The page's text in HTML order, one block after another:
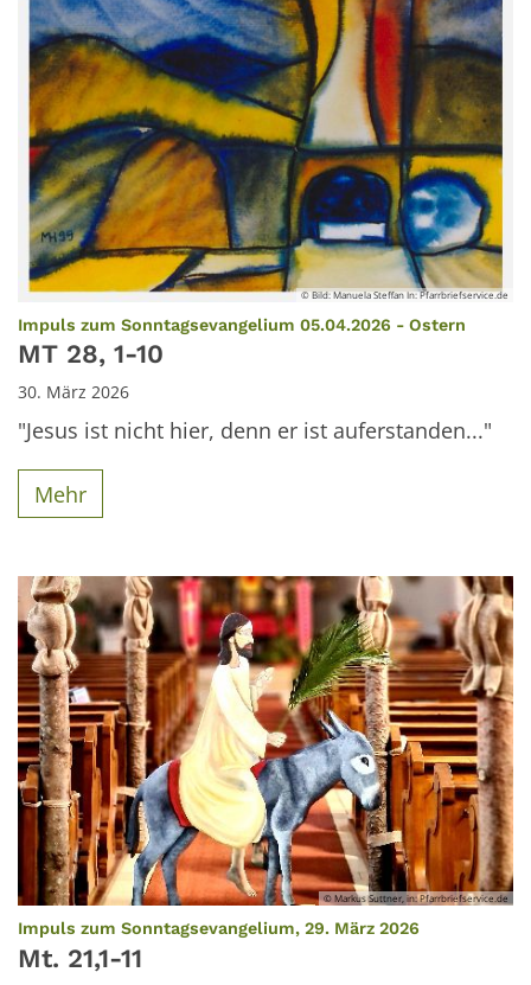
© Bild: Manuela Steffan In: Pfarrbriefservice.de
Impuls zum Sonntagsevangelium 05.04.2026 - Ostern
MT 28, 1-10
30. März 2026
"Jesus ist nicht hier, denn er ist auferstanden..."
Mehr
© Markus Suttner, in: Pfarrbriefservice.de
Impuls zum Sonntagsevangelium, 29. März 2026
Mt. 21,1-11